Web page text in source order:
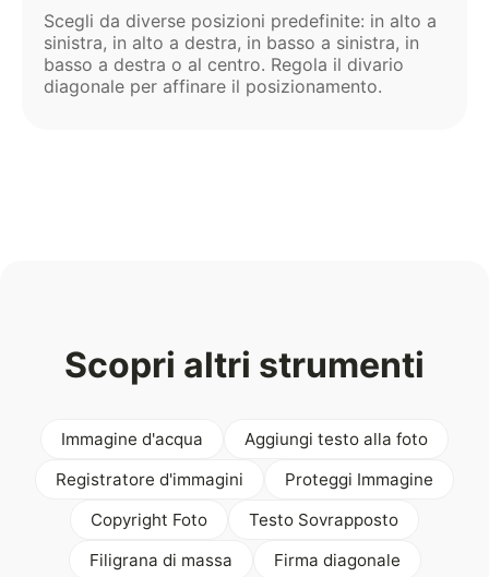
Scegli da diverse posizioni predefinite: in alto a
sinistra, in alto a destra, in basso a sinistra, in
basso a destra o al centro. Regola il divario
diagonale per affinare il posizionamento.
Scopri altri strumenti
Immagine d'acqua
Aggiungi testo alla foto
Registratore d'immagini
Proteggi Immagine
Copyright Foto
Testo Sovrapposto
Filigrana di massa
Firma diagonale